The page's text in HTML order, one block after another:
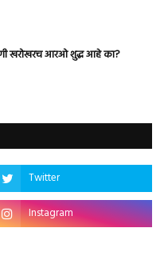
खरोखरच आरओ शुद्ध आहे का?